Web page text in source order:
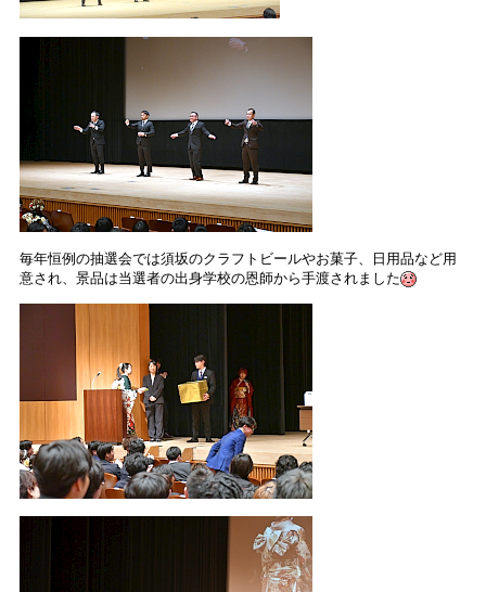
毎年恒例の抽選会では須坂のクラフトビールやお菓子、日用品など用
意され、景品は当選者の出身学校の恩師から手渡されました